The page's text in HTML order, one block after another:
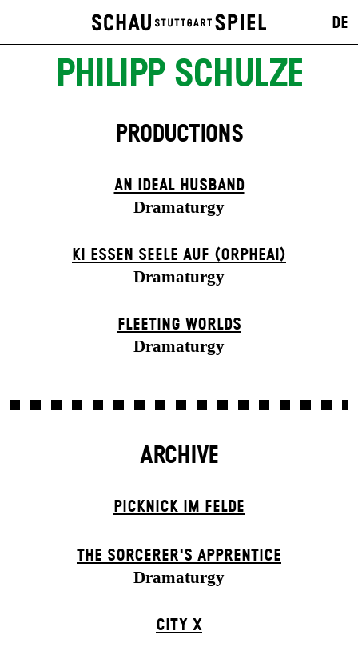
DE
PHILIPP SCHULZE
PRODUCTIONS
AN IDEAL HUSBAND
Dramaturgy
KI ESSEN SEELE AUF (ORPHEAI)
Dramaturgy
FLEETING WORLDS
Dramaturgy
ARCHIVE
PICKNICK IM FELDE
THE SORCER­ER'S APPR­ENTICE
Dramaturgy
CITY X